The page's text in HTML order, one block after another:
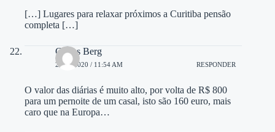
[…] Lugares para relaxar próximos a Curitiba pensão
completa […]
Carlos Berg
26/02/2020 / 11:54 AM RESPONDER
O valor das diárias é muito alto, por volta de R$ 800
para um pernoite de um casal, isto são 160 euro, mais
caro que na Europa…